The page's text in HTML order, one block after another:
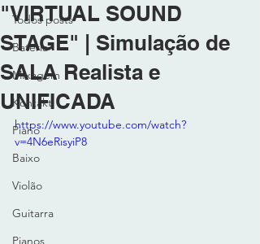
Todos posts
Bateria
MIxagem
Kontakt
Piano
Baixo
Violão
Guitarra
Pianos
"VIRTUAL SOUND
STAGE" | Simulação de
SALA Realista e
UNIFICADA
https://www.youtube.com/watch?
v=4N6eRisyiP8